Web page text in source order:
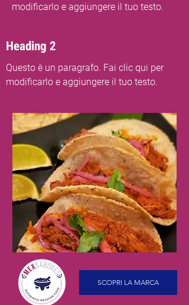
modificarlo e aggiungere il tuo testo.
Heading 2
Questo è un paragrafo. Fai clic qui per
modificarlo e aggiungere il tuo testo.
SCOPRI LA MARCA